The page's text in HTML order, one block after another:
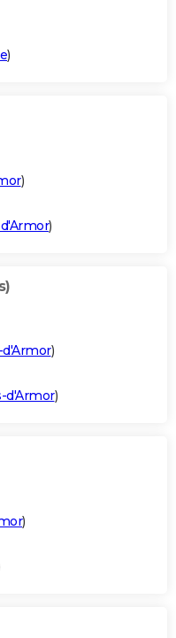
)
)
)
)
d'Armor)
)